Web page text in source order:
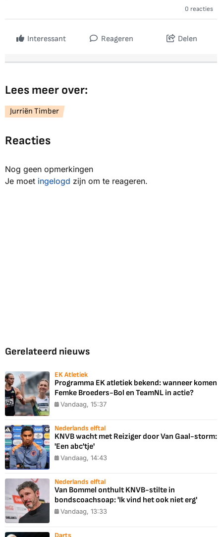
0 reacties
Interessant Reageren Delen
Lees meer over:
Jurriën Timber
Reacties
Nog geen opmerkingen
Je moet ingelogd zijn om te reageren.
Gerelateerd nieuws
EK Atletiek
Programma EK atletiek bekend: wanneer komen
Femke Broeders-Bol en TeamNL in actie?
Vandaag, 15:37
Nederlands elftal
KNVB wacht met Reiziger door Van Gaal-storm:
'Een abc'tje'
Vandaag, 14:43
Nederlands elftal
Van Bommel onthult KNVB-stilte in
bondscoachsoap: 'Ik vind het ook niet erg'
Vandaag, 13:33